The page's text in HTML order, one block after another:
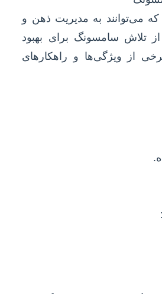
می‌توانند به مدیریت ذهن و
تلاش سامسونگ برای بهبود
از ویژگی‌ها و راهکارهای